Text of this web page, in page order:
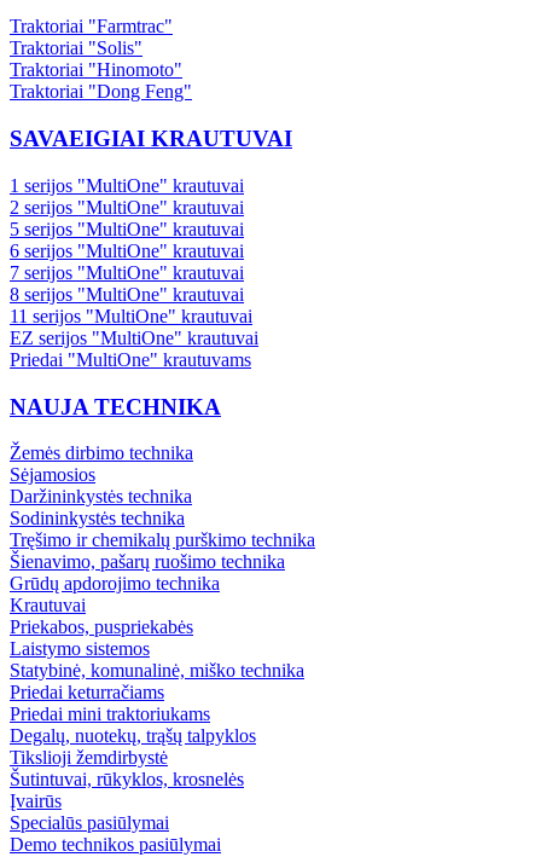
Traktoriai "Farmtrac"
Traktoriai "Solis"
Traktoriai "Hinomoto"
Traktoriai "Dong Feng"
SAVAEIGIAI KRAUTUVAI
1 serijos "MultiOne" krautuvai
2 serijos "MultiOne" krautuvai
5 serijos "MultiOne" krautuvai
6 serijos "MultiOne" krautuvai
7 serijos "MultiOne" krautuvai
8 serijos "MultiOne" krautuvai
11 serijos "MultiOne" krautuvai
EZ serijos "MultiOne" krautuvai
Priedai "MultiOne" krautuvams
NAUJA TECHNIKA
Žemės dirbimo technika
Sėjamosios
Daržininkystės technika
Sodininkystės technika
Tręšimo ir chemikalų purškimo technika
Šienavimo, pašarų ruošimo technika
Grūdų apdorojimo technika
Krautuvai
Priekabos, puspriekabės
Laistymo sistemos
Statybinė, komunalinė, miško technika
Priedai keturračiams
Priedai mini traktoriukams
Degalų, nuotekų, trąšų talpyklos
Tikslioji žemdirbystė
Šutintuvai, rūkyklos, krosnelės
Įvairūs
Specialūs pasiūlymai
Demo technikos pasiūlymai